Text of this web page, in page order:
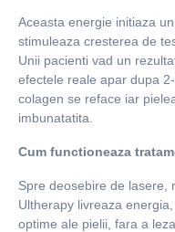
Aceasta energie initiaza
stimuleaza cresterea de
Unii pacienti vad un
efectele reale apar dupa
colagen se reface iar
imbunatatita.
Cum functioneaza
Spre deosebire de lasere,
Ultherapy livreaza
optime ale pielii, fara a